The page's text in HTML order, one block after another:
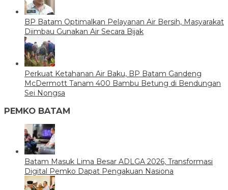
BP Batam Optimalkan Pelayanan Air Bersih, Masyarakat
Diimbau Gunakan Air Secara Bijak
Perkuat Ketahanan Air Baku, BP Batam Gandeng
McDermott Tanam 400 Bambu Betung di Bendungan
Sei Nongsa
PEMKO BATAM
Batam Masuk Lima Besar ADLGA 2026, Transformasi
Digital Pemko Dapat Pengakuan Nasiona